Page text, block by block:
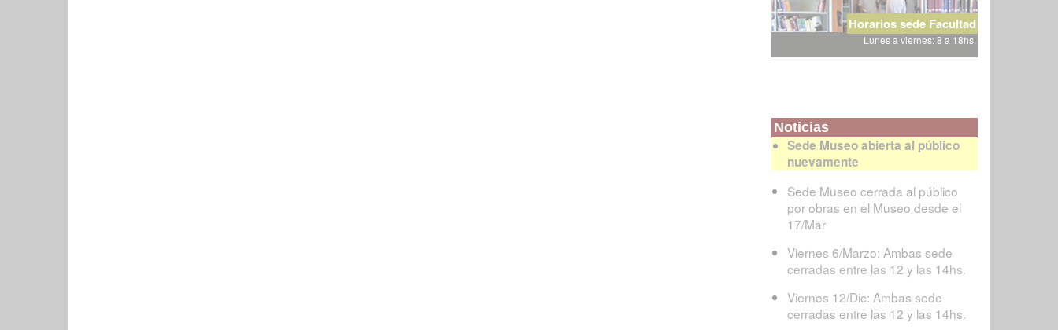
Horarios sede Facultad
Lunes a viernes: 8 a 18hs.
Noticias
Sede Museo abierta al público
nuevamente
Sede Museo cerrada al público
por obras en el Museo desde el
17/Mar
Viernes 6/Marzo: Ambas sede
cerradas entre las 12 y las 14hs.
Viernes 12/Dic: Ambas sede
cerradas entre las 12 y las 14hs.